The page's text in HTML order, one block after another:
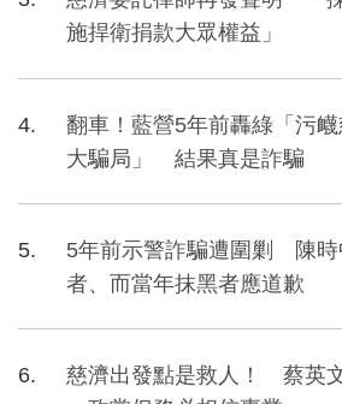
施捍衛捐款大眾權益」
翻車！藍營5年前轟綠「污
大騙局」 結果真是詐騙
5年前示警詐騙遭圍剿 陳時
者、而當年抹黑者應道歉
慈濟出發點是救人！ 蔡英